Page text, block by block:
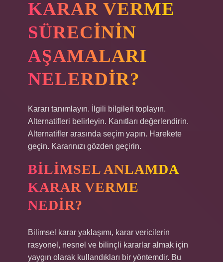
KARAR VERME
SÜRECININ
AŞAMALARI
NELERDIR?
Kararı tanımlayın. İlgili bilgileri toplayın.
Alternatifleri belirleyin. Kanıtları değerlendirin.
Alternatifler arasında seçim yapın. Harekete
geçin. Kararınızı gözden geçirin.
BILIMSEL ANLAMDA
KARAR VERME
NEDIR?
Bilimsel karar yaklaşımı, karar vericilerin
rasyonel, nesnel ve bilinçli kararlar almak için
yaygın olarak kullandıkları bir yöntemdir. Bu